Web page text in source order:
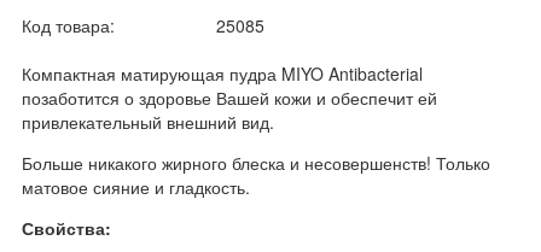
Код товара:
25085
Компактная матирующая пудра MIYO Antibacterial
позаботится о здоровье Вашей кожи и обеспечит ей
привлекательный внешний вид.
Больше никакого жирного блеска и несовершенств! Только
матовое сияние и гладкость.
Свойства: